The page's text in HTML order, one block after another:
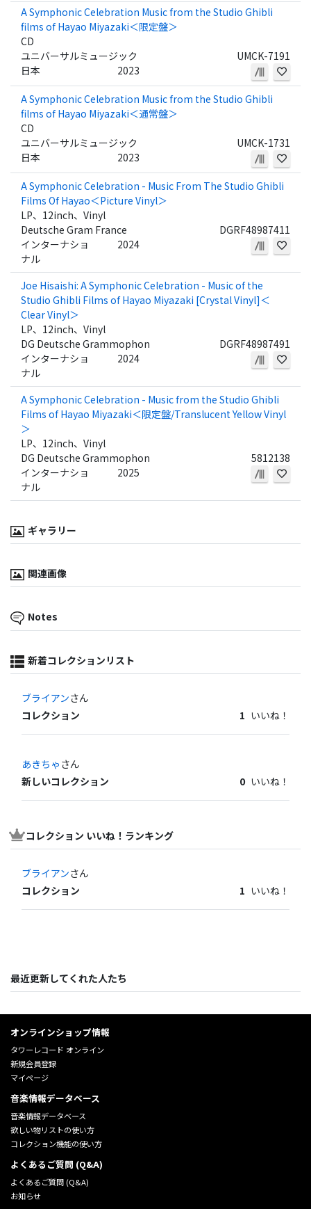
A Symphonic Celebration Music from the Studio Ghibli
films of Hayao Miyazaki＜限定盤＞
CD
ユニバーサルミュージック
UMCK-7191
日本
2023
A Symphonic Celebration Music from the Studio Ghibli
films of Hayao Miyazaki＜通常盤＞
CD
ユニバーサルミュージック
UMCK-1731
日本
2023
A Symphonic Celebration - Music From The Studio Ghibli
Films Of Hayao＜Picture Vinyl＞
LP、12inch、Vinyl
Deutsche Gram France
DGRF48987411
インターナショ
ナル
2024
Joe Hisaishi: A Symphonic Celebration - Music of the
Studio Ghibli Films of Hayao Miyazaki [Crystal Vinyl]＜
Clear Vinyl＞
LP、12inch、Vinyl
DG Deutsche Grammophon
DGRF48987491
インターナショ
ナル
2024
A Symphonic Celebration - Music from the Studio Ghibli
Films of Hayao Miyazaki＜限定盤/Translucent Yellow Vinyl
＞
LP、12inch、Vinyl
DG Deutsche Grammophon
5812138
インターナショ
ナル
2025
ギャラリー
関連画像
Notes
新着コレクションリスト
ブライアンさん
コレクション
1 いいね！
あきちゃ さん
新しいコレクション
0 いいね！
コレクション いいね！ランキング
ブライアンさん
コレクション
1 いいね！
最近更新してくれた人たち
オンラインショップ情報
タワーレコード オンライン
新規会員登録
マイページ
音楽情報データベース
音楽情報データベース
欲しい物リストの使い方
コレクション機能の使い方
よくあるご質問 (Q&A)
よくあるご質問 (Q&A)
お知らせ